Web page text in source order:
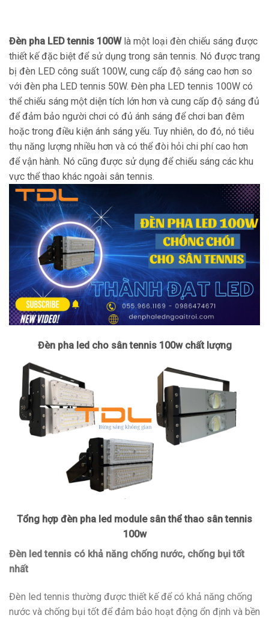
Đèn pha LED tennis 100Wlà một loại đèn chiếu sáng được
thiết kế đặc biệt để sử dụng trong sân tennis. Nó được trang
bị đèn LED công suất 100W, cung cấp độ sáng cao hơn so
với đèn pha LED tennis 50W. Đèn pha LED tennis 100W có
thể chiếu sáng một diện tích lớn hơn và cung cấp độ sáng đủ
để đảm bảo người chơi có đủ ánh sáng để chơi ban đêm
hoặc trong điều kiện ánh sáng yếu. Tuy nhiên, do đó, nó tiêu
thụ năng lượng nhiều hơn và có thể đòi hỏi chi phí cao hơn
để vận hành. Nó cũng được sử dụng để chiếu sáng các khu
vực thể thao khác ngoài sân tennis.
Đèn pha led cho sân tennis 100w chất lượng
Tổng hợp đèn pha led module sân thể thao sân tennis
100w
Đèn led tennis có khả năng chống nước, chống bụi tốt
nhất
Đèn led tennis thường được thiết kế để có khả năng chống
nước và chống bụi tốt để đảm bảo hoạt động ổn định và bền